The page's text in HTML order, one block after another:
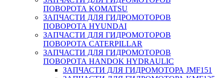
ПОВОРОТА KOMATSU
ЗАПЧАСТИ ДЛЯ ГИДРОМОТОРОВ
ПОВОРОТА HYUNDAI
ЗАПЧАСТИ ДЛЯ ГИДРОМОТОРОВ
ПОВОРОТА CATERPILLAR
ЗАПЧАСТИ ДЛЯ ГИДРОМОТОРОВ
ПОВОРОТА HANDOK HYDRAULIC
ЗАПЧАСТИ ДЛЯ ГИДРОМОТОРА JMF151